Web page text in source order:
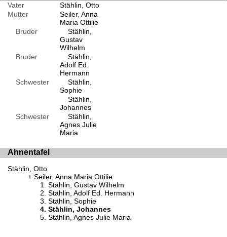
Vater
Stählin, Otto
Mutter
Seiler, Anna
Maria Ottilie
Bruder
Stählin,
Gustav
Wilhelm
Bruder
Stählin,
Adolf Ed.
Hermann
Schwester
Stählin,
Sophie
Stählin,
Johannes
Schwester
Stählin,
Agnes Julie
Maria
Ahnentafel
Stählin, Otto
Seiler, Anna Maria Ottilie
Stählin, Gustav Wilhelm
Stählin, Adolf Ed. Hermann
Stählin, Sophie
Stählin, Johannes
Stählin, Agnes Julie Maria